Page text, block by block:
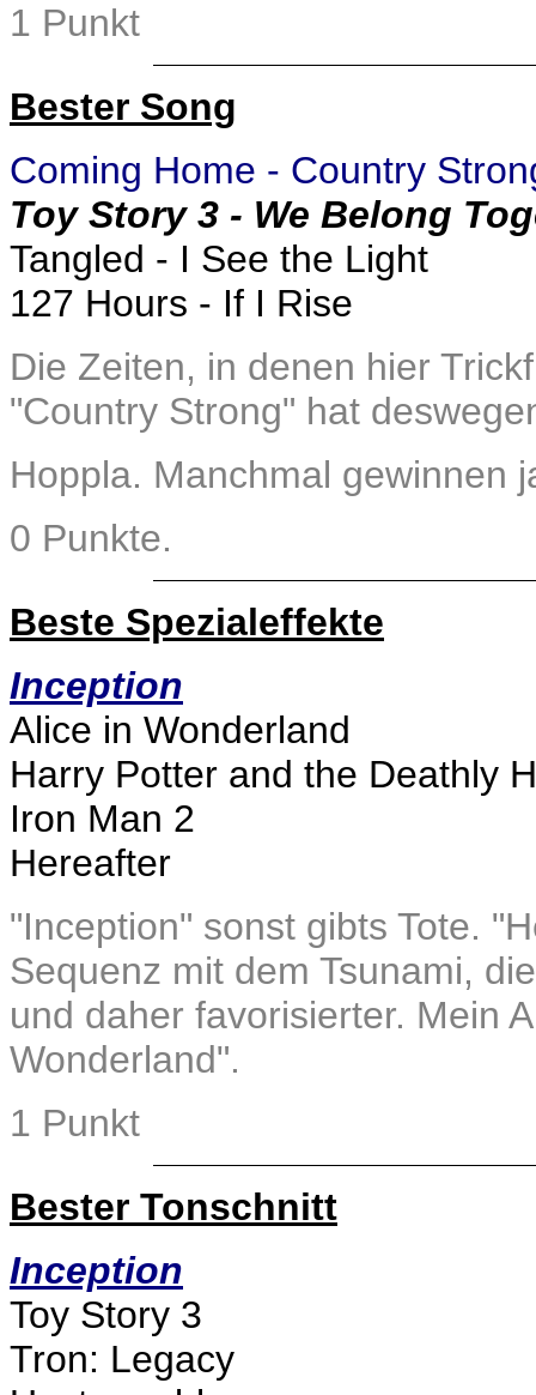
1 Punkt
Bester Song
Coming Home - Country
Toy Story 3 - We Belong
Tangled - I See the Light
127 Hours - If I Rise
Die Zeiten, in denen hier
"Country Strong" hat
Hoppla. Manchmal gewinnen
0 Punkte.
Beste Spezialeffekte
Inception
Alice in Wonderland
Harry Potter and the Deathly
Iron Man 2
Hereafter
"Inception" sonst gibts Tote.
Sequenz mit dem Tsunami,
und daher favorisierter. Mein
Wonderland".
1 Punkt
Bester Tonschnitt
Inception
Toy Story 3
Tron: Legacy